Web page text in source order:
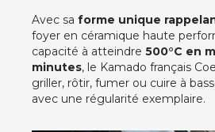
Avec sa forme unique
foyer en céramique haute
capacité à atteindre 500°C en
minutes, le Kamado français
griller, rôtir, fumer ou cuire à
avec une régularité exemplaire.